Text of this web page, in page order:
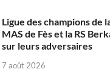
Ligue des champions de
MAS de Fès et la RS
sur leurs adversaires
7 août 2026